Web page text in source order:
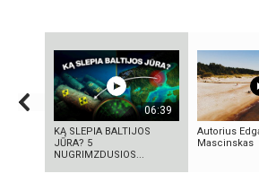
06:39
KĄ SLEPIA BALTIJOS
JŪRA? 5
NUGRIMZDUSIOS...
Autorius
Mascinskas